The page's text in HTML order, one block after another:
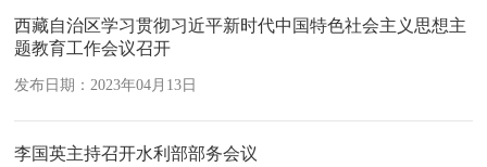
西藏自治区学习贯彻习近平新时代中国特色社会主义思想主
题教育工作会议召开
发布日期：2023年04月13日
李国英主持召开水利部部务会议